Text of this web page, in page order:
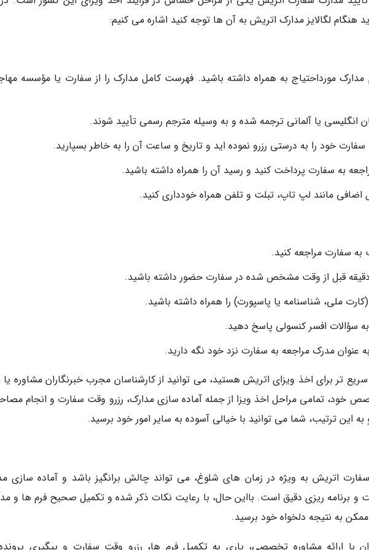
لگالایز مدارک اتریش به آن ها توجه کنید اشاره می کنیم:
مورداحتیاج به همراه داشته باشید. فهرست کامل مدارک را از سفارت یا مؤسسه
انگلیسی یا آلمانی ترجمه شده و به وسیله مترجم رسمی تأیید شوند.
خود را به درستی رزرو نموده اید و تاریخ و ساعت آن را به خاطر بسپارید.
به سفارت پرداخت کنید و رسید آن را همراه داشته باشید.
اضافی مانند لپ تاپ، تبلت و تلفن همراه خودداری کنید.
سفارت مراجعه کنید.
ملی، شناسنامه یا پاسپورت) را همراه داشته باشید.
سؤالات افسر کنسولی پاسخ دهید.
عنوان مدرک مراجعه به سفارت نزد خود نگه دارید.
تر برای اخذ ویزای اتریش هستید، می توانید از کارشناسان مجرب خبرنگاران مشاوره یا
خود، تمامی مراحل اخذ ویزا از جمله آماده سازی مدارک، رزرو وقت سفارت و انجام
این ترتیب، شما می توانید با خیالی آسوده به سایر امور خود برسید.
اتریش به ویژه در زمان های شلوغ، می تواند چالش برانگیز باشد و آماده سازی
و برنامه ریزی دقیق است. بااین حال، با رعایت نکات ذکر شده و تکمیل صحیح فرم ها و
به نتیجه دلخواه خود برسید.
با ارائه مشاوره تخصصی، یاری به تکمیل فرم ها، رزرو وقت سفارت و پیگیری